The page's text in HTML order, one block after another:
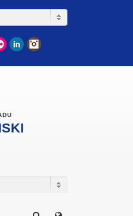
Flickr LinkedIn